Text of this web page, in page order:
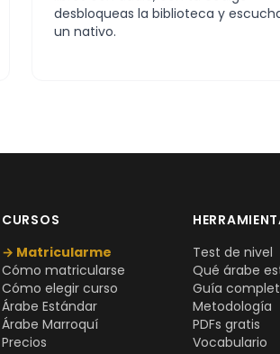
desbloqueas la biblioteca y
un nativo.
CURSOS
→ Matricularme
Cómo matricularse
Cómo elegir curso
Árabe Estándar
Árabe Marroquí
Precios
Test de nivel
Qué árabe
Guía
Metodología
PDFs gratis
Vocabulario